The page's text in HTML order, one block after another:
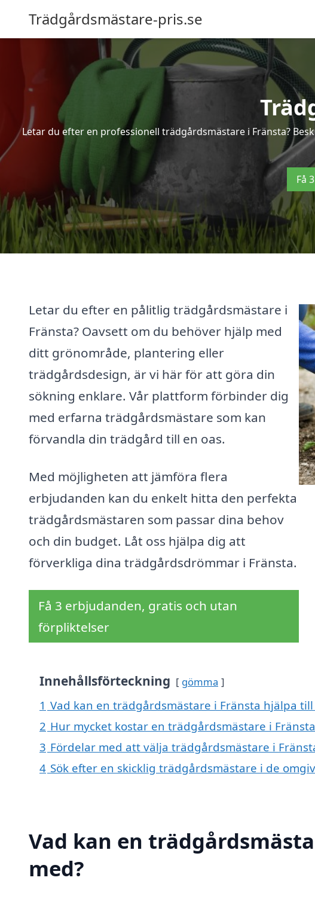
Trädgårdsmästare-pris.se
Letar du efter en professionell trädgårdsmästare i Fränsta?
Få
Letar du efter en pålitlig trädgårdsmästare i
Fränsta? Oavsett om du behöver hjälp med
ditt grönområde, plantering eller
trädgårdsdesign, är vi här för att göra din
sökning enklare. Vår plattform förbinder dig
med erfarna trädgårdsmästare som kan
förvandla din trädgård till en oas.
Med möjligheten att jämföra flera
erbjudanden kan du enkelt hitta den perfekta
trädgårdsmästaren som passar dina behov
och din budget. Låt oss hjälpa dig att
förverkliga dina trädgårdsdrömmar i Fränsta.
Få 3 erbjudanden, gratis och utan
förpliktelser
Innehållsförteckning gömma
1 Vad kan en trädgårdsmästare i Fränsta hjälpa till
2 Hur mycket kostar en trädgårdsmästare i
3 Fördelar med att välja trädgårdsmästare i
4 Sök efter en skicklig trädgårdsmästare i de
Vad kan en
med?